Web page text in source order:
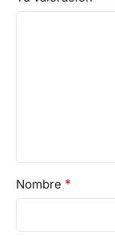
Nombre *